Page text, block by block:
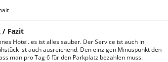
/ Fazit
Hotel. es ist alles sauber. Der Service ist auch in
ist auch ausreichend. Den einzigen Minuspunkt den
man pro Tag 6 für den Parkplatz bezahlen muss.